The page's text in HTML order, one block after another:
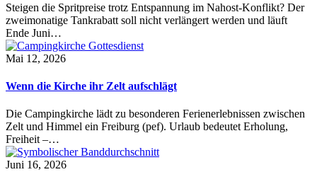
Steigen die Spritpreise trotz Entspannung im Nahost-Konflikt? Der
zweimonatige Tankrabatt soll nicht verlängert werden und läuft
Ende Juni…
Mai 12, 2026
Wenn die Kirche ihr Zelt aufschlägt
Die Campingkirche lädt zu besonderen Ferienerlebnissen zwischen
Zelt und Himmel ein Freiburg (pef). Urlaub bedeutet Erholung,
Freiheit –…
Juni 16, 2026